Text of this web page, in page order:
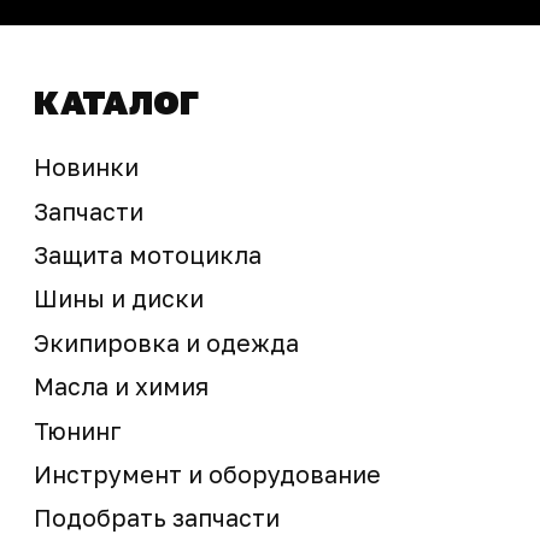
+7 (908) 448-07-59
+7 (995) 281-25-71
г. Владивосток
sale@ossport.ru
Предложение не является публичной офертой
Окончательная стоимость с учетом бонусов и
скидок, а также наличие товара
подтверждается продавцом перед оплатой